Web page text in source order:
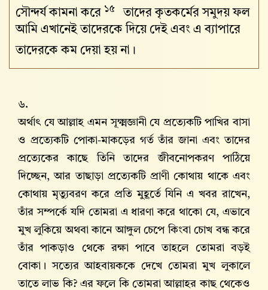
সৌন্দর্য কামনা করে ১৫
তাদের কৃতকর্মের সমুদয় ফল
আমি এখানেই তাদেরকে দিয়ে দেই এবং এ ব্যাপারে
তাদেরকে কম দেয়া হয় না।
৬.
অর্থাৎ যে আল্লাহ এমন সূক্ষ্মজ্ঞানী যে প্রত্যেকটি পাখির বাসা
ও প্রত্যেকটি পোকা-মাকড়ের গর্ত তাঁর জানা এবং তাদের
প্রত্যেকের কাছে তিনি তাদের জীবনোপকরণ পাঠিয়ে
দিচ্ছেন, আর তাছাড়া প্রত্যেকটি প্রাণী কোথায় থাকে এবং
কোথায় মৃত্যুবরণ করে প্রতি মুহূর্তে যিনি এ খবর রাখেন,
তাঁর সম্পর্কে যদি তোমরা এ ধারণা করে থাকো যে, এভাবে
মুখ লুকিয়ে অথবা কানে আঙ্গুল চেপে কিংবা চোখ বন্ধ করে
তাঁর পাকড়াও থেকে রক্ষা পাবে তাহলে তোমরা বড়ই
বোকা। সত্যের আহবায়ককে দেখে তোমরা মুখ লুকালে
তাতে লাভ কি? এর ফলে কি তোমরা আল্লাহর কাছ থেকেও